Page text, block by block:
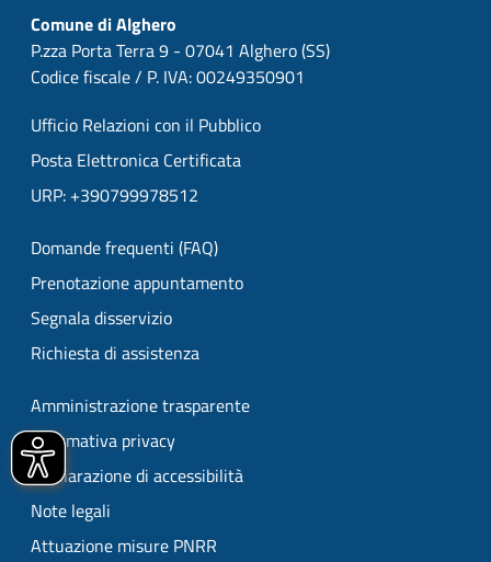
Comune di Alghero
P.zza Porta Terra 9 - 07041 Alghero (SS)
Codice fiscale / P. IVA: 00249350901
Ufficio Relazioni con il Pubblico
Posta Elettronica Certificata
URP: +390799978512
Domande frequenti (FAQ)
Prenotazione appuntamento
Segnala disservizio
Richiesta di assistenza
Amministrazione trasparente
Informativa privacy
Dichiarazione di accessibilità
Note legali
Attuazione misure PNRR